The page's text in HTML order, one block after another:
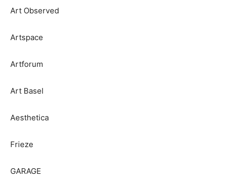
Art Observed
Artspace
Artforum
Art Basel
Aesthetica
Frieze
GARAGE